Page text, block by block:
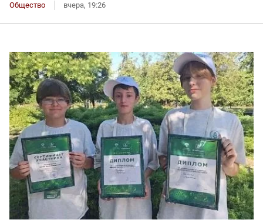
Общество вчера, 19:26